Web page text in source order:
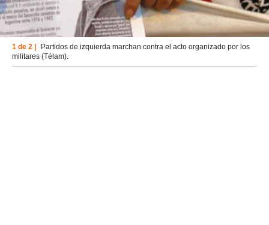
1 de 2 |
Partidos de izquierda marchan contra el acto organizado por los
militares (Télam).